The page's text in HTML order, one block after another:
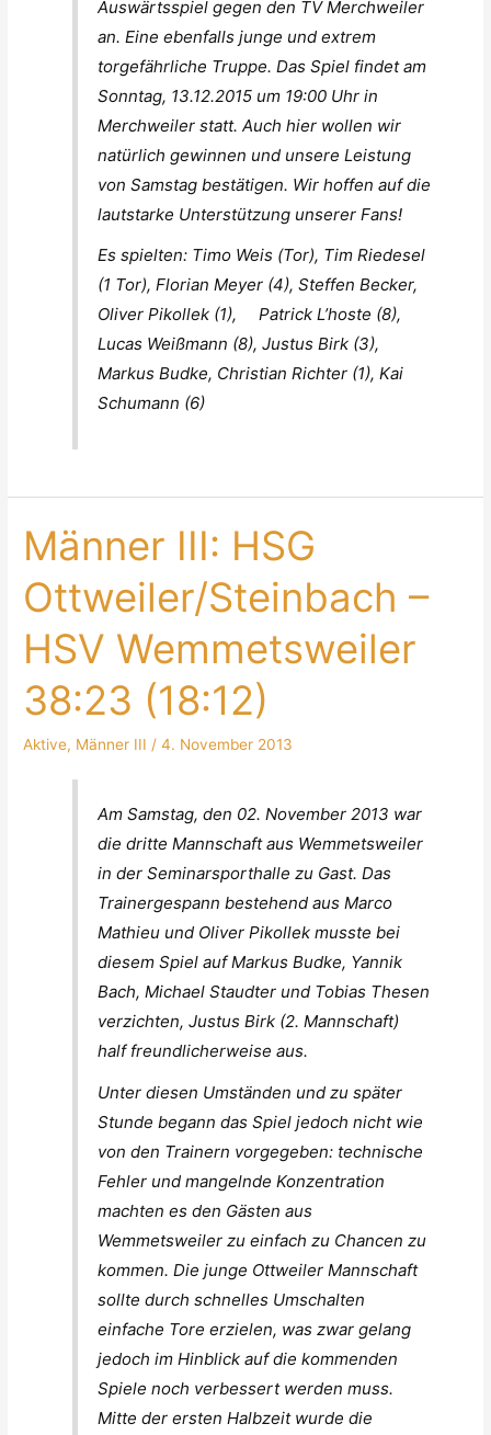
Auswärtsspiel gegen den TV Merchweiler
an. Eine ebenfalls junge und extrem
torgefährliche Truppe. Das Spiel findet am
Sonntag, 13.12.2015 um 19:00 Uhr in
Merchweiler statt. Auch hier wollen wir
natürlich gewinnen und unsere Leistung
von Samstag bestätigen. Wir hoffen auf die
lautstarke Unterstützung unserer Fans!
Es spielten: Timo Weis (Tor), Tim Riedesel
(1 Tor), Florian Meyer (4), Steffen Becker,
Oliver Pikollek (1), Patrick L’hoste (8),
Lucas Weißmann (8), Justus Birk (3),
Markus Budke, Christian Richter (1), Kai
Schumann (6)
Männer III: HSG
Ottweiler/Steinbach –
HSV Wemmetsweiler
38:23 (18:12)
Aktive, Männer III /4. November 2013
Am Samstag, den 02. November 2013 war
die dritte Mannschaft aus Wemmetsweiler
in der Seminarsporthalle zu Gast. Das
Trainergespann bestehend aus Marco
Mathieu und Oliver Pikollek musste bei
diesem Spiel auf Markus Budke, Yannik
Bach, Michael Staudter und Tobias Thesen
verzichten, Justus Birk (2. Mannschaft)
half freundlicherweise aus.
Unter diesen Umständen und zu später
Stunde begann das Spiel jedoch nicht wie
von den Trainern vorgegeben: technische
Fehler und mangelnde Konzentration
machten es den Gästen aus
Wemmetsweiler zu einfach zu Chancen zu
kommen. Die junge Ottweiler Mannschaft
sollte durch schnelles Umschalten
einfache Tore erzielen, was zwar gelang
jedoch im Hinblick auf die kommenden
Spiele noch verbessert werden muss.
Mitte der ersten Halbzeit wurde die